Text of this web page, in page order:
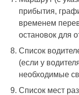
прибытия,
временем
остановок для
Список
(если у
необходимые
Список мест